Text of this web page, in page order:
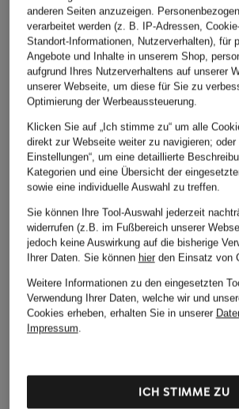
ÄHNLICHE ARTIKEL ENTDECKEN
anderen Seiten anzuzeigen.
verarbeitet werden (z. B. IP-Adressen,
Standort-Informationen, Nutzerverhalten), für
Angebote und Inhalte in unserem Shop,
aufgrund Ihres Nutzerverhaltens auf unserer
unserer Webseite, um diese für Sie zu
Optimierung der Werbeaussteuerung.
Klicken Sie auf „Ich stimme zu“ um alle
direkt zur Webseite weiter zu navigieren; oder
Einstellungen“, um eine detaillierte
Kategorien und eine Übersicht der
sowie eine individuelle Auswahl zu treffen.
Sie können Ihre Tool-Auswahl jederzeit
widerrufen (z.B. im Fußbereich unserer
jedoch keine Auswirkung auf die bisherige
Ihrer Daten. Sie können hierden Einsatz von
Weitere Informationen zu den eingesetzten
Verwendung Ihrer Daten, welche wir und
Cookies erheben, erhalten Sie in unserer
Impressum.
ICH STIMME ZU